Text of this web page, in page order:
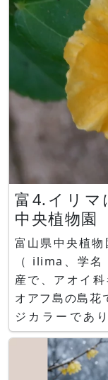
富4.イリ
中央植物園
富山県中央植
（ ilima、学
産で、アオイ
オアフ島の島花
ジカラーであ
3cm未満と小さ
100個以上の花
なロイヤルレ